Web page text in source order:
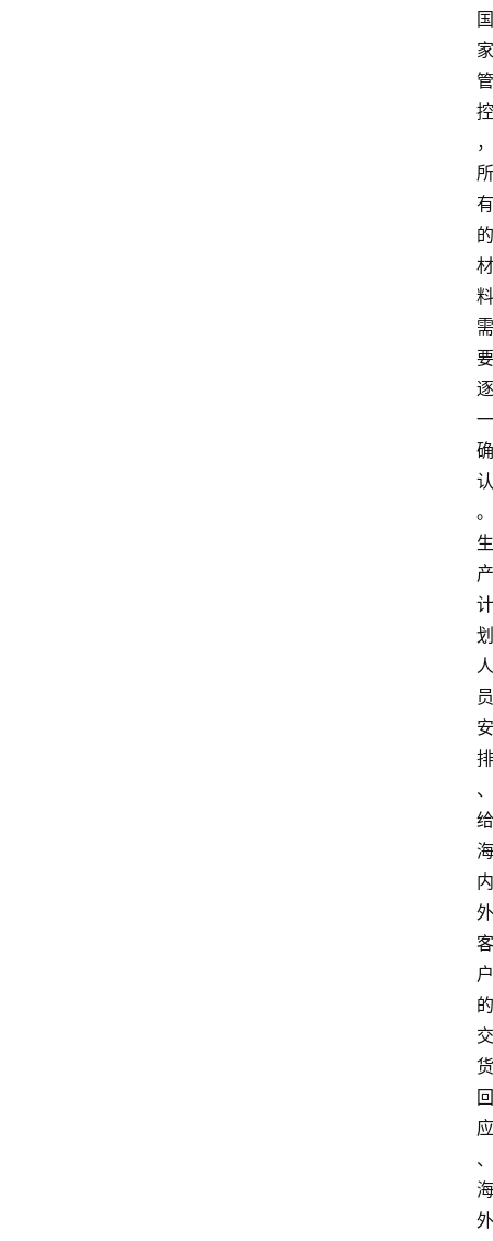
国
家
管
控
，
所
有
的
材
料
需
要
逐
一
确
认
。
生
产
计
划
人
员
安
排
、
给
海
内
外
客
户
的
交
货
回
应
、
海
外